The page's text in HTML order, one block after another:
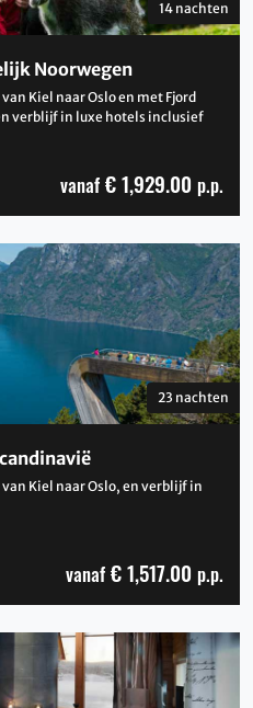
Noorwegen
Kiel naar Oslo en met Fjord
verblijf in luxe hotels inclusief
14 nachten
vanaf € 1,929.00 p.p.
Kiel naar Oslo, en verblijf in
23 nachten
vanaf € 1,517.00 p.p.